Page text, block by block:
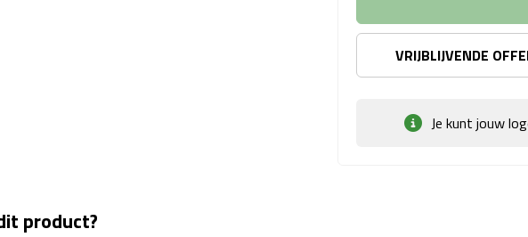
VRIJBLIJVENDE
Je kunt jouw
product?